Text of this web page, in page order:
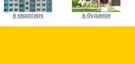
в квартиру в будинок